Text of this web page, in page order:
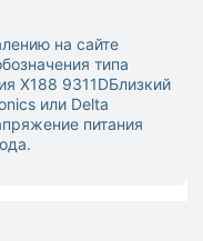
на сайте
типа
X188 9311DБлизкий
или Delta
питания